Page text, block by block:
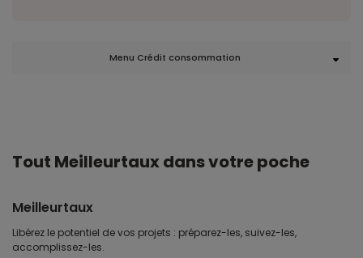
Menu Crédit consommation
Tout Meilleurtaux dans votre poche
Meilleurtaux
Libérez le potentiel de vos projets : préparez-les, suivez-les,
accomplissez-les.